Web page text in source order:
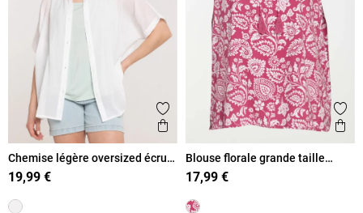
Ajouter aux favoris
Aperçu rapide
Chemise légère oversized écru
femme
19,99 €
Blouse florale grande taille
femme
17,99 €